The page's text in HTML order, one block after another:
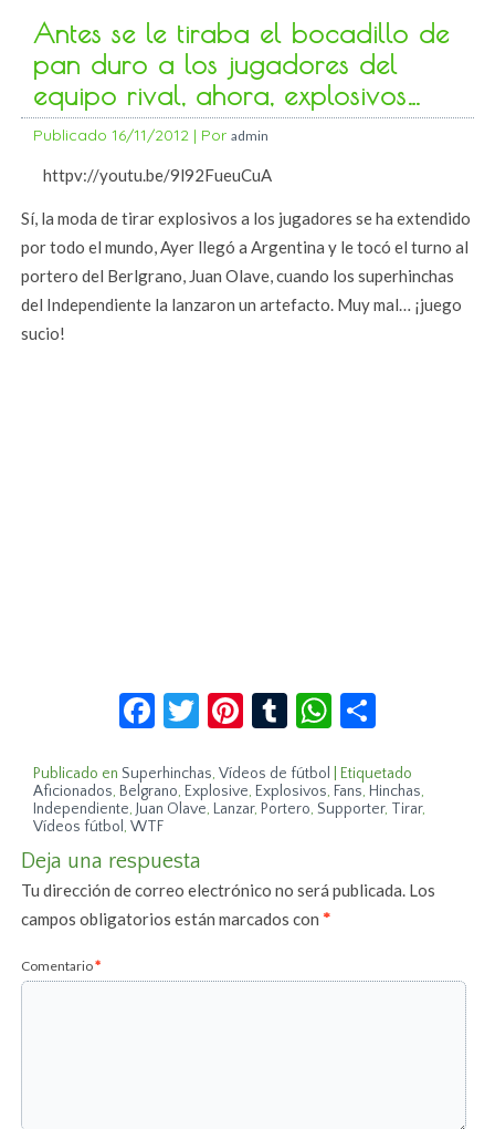
Antes se le tiraba el bocadillo de
pan duro a los jugadores del
equipo rival, ahora, explosivos…
Publicado 16/11/2012 | Por admin
httpv://youtu.be/9l92FueuCuA
Sí, la moda de tirar explosivos a los jugadores se ha extendido
por todo el mundo, Ayer llegó a Argentina y le tocó el turno al
portero del Berlgrano, Juan Olave, cuando los superhinchas
del Independiente la lanzaron un artefacto. Muy mal… ¡juego
sucio!
Facebook
Twitter
Pinterest
TumblrWhatsApp
Publicado en Superhinchas,Vídeos de fútbol
Etiquetado
Aficionados, Belgrano, Explosive, Explosivos, Fans, Hinchas,
Independiente,Juan Olave, Lanzar, Portero, Supporter, Tirar,
Vídeos fútbol,WTF
Deja una respuesta
Tu dirección de correo electrónico no será publicada. Los
campos obligatorios están marcados con*
Comentario*